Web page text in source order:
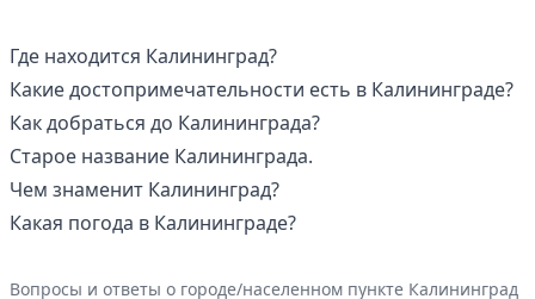
Где находится Калининград?
Какие достопримечательности есть в Калининграде?
Как добраться до Калининграда?
Старое название Калининграда.
Чем знаменит Калининград?
Какая погода в Калининграде?
Вопросы и ответы о городе/населенном пункте Калининград